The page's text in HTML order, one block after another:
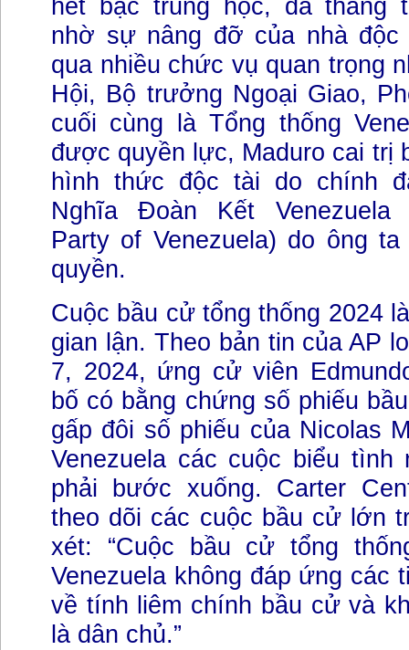
hết bậc trung học, đã thăng
nhờ sự nâng đỡ của nhà độc
qua nhiều chức vụ quan trọng
Hội, Bộ trưởng Ngoại Giao,
cuối cùng là Tổng thống
được quyền lực, Maduro cai trị
hình thức độc tài do chính
Nghĩa Đoàn Kết Venezuela
Party of Venezuela) do ông
quyền.
Cuộc bầu cử tổng thống 2024
gian lận. Theo bản tin của AP
7, 2024, ứng cử viên
bố có bằng chứng số phiếu
gấp đôi số phiếu của Nicolas
Venezuela các cuộc biểu tình
phải bước xuống. Carter
theo dõi các cuộc bầu cử lớn
xét: “Cuộc bầu cử tổng
Venezuela không đáp ứng các
về tính liêm chính bầu cử và
là dân chủ.”